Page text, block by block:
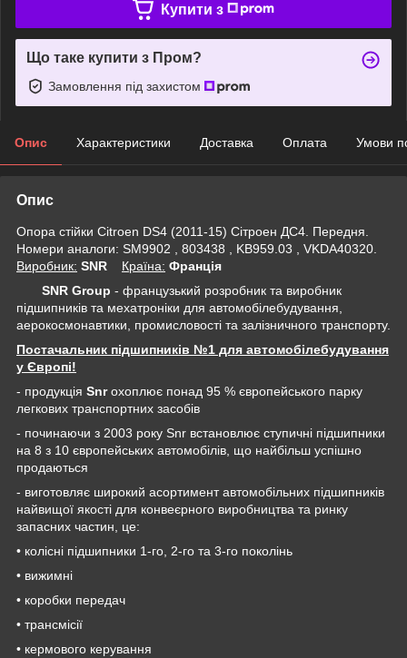
Купити з
Що таке купити з Пром?
Замовлення під захистом
Опис Характеристики Доставка Оплата Умови
Опис
Опора стійки Citroen DS4 (2011-15) Сітроен ДС4. Передня.
Номери аналоги: SM9902 , 803438 , KB959.03 , VKDA40320.
Виробник: SNR Крaїна: Франція
SNR Group - французький розробник та виробник
підшипників та мехатроніки для автомобілебудування,
аерокосмонавтики, промисловості та залізничного транспорту.
Постачальник підшипників №1 для автомобілебудування
у Європі!
- продукція Snrохоплює понад 95 % європейського парку
легкових транспортних засобів
- починаючи з 2003 року Snr встановлює ступичні підшипники
на 8 з 10 європейських автомобілів, що найбільш успішно
продаються
- виготовляє широкий асортимент автомобільних підшипників
найвищої якості для конвеєрного виробництва та ринку
запасних частин, це:
• колісні підшипники 1-го, 2-го та 3-го поколінь
• вижимні
• коробки передач
• трансмісії
• кермового керування